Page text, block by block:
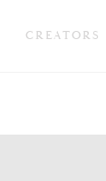
CREATORS